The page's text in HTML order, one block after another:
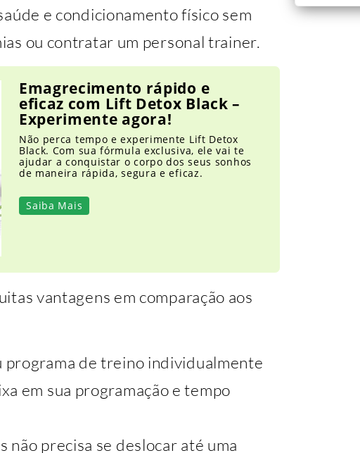
e condicionamento físico sem
ou contratar um personal trainer.
Emagrecimento rápido e
eficaz com Lift Detox Black –
Experimente agora!
Não perca tempo e experimente Lift Detox
Black. Com sua fórmula exclusiva, ele vai te
ajudar a conquistar o corpo dos seus sonhos
de maneira rápida, segura e eficaz.
Saiba Mais
vantagens em comparação aos
programa de treino individualmente
em sua programação e tempo
não precisa se deslocar até uma